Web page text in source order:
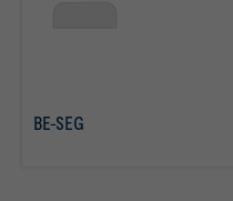
BE-SEG